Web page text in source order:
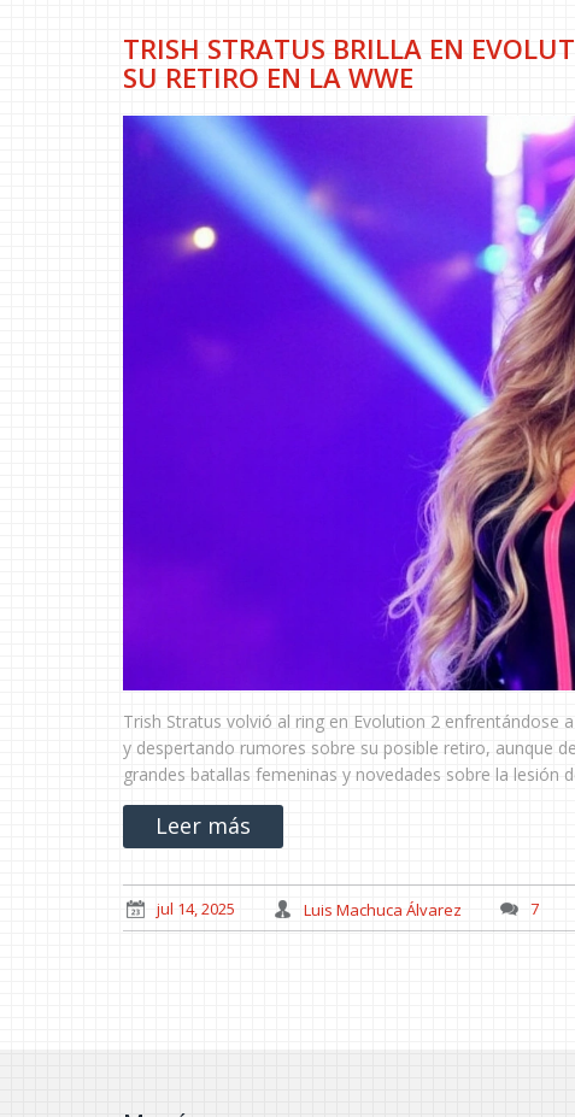
TRISH STRATUS BRILLA EN
SU RETIRO EN LA WWE
Trish Stratus volvió al ring en Evolution 2
y despertando rumores sobre su posible retiro, aunque
grandes batallas femeninas y novedades sobre la lesión
Leer más
jul 14, 2025 Luis Machuca Álvarez 7